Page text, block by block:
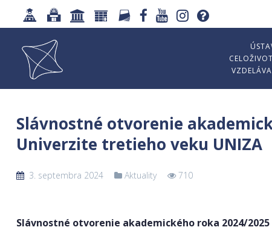
Slávnostné otvorenie
Univerzite tretieho veku UNIZA
3. septembra 2024 Aktuality 710
Slávnostné otvorenie akademického roka 2024/2025